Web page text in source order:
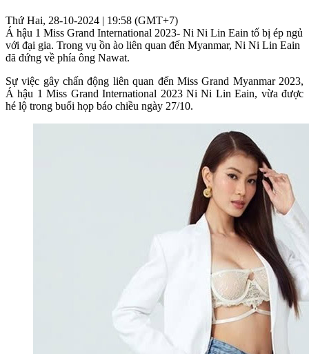
Thứ Hai, 28-10-2024 | 19:58 (GMT+7)
Á hậu 1 Miss Grand International 2023- Ni Ni Lin Eain tố bị ép ngủ
với đại gia. Trong vụ ồn ào liên quan đến Myanmar, Ni Ni Lin Eain
đã đứng về phía ông Nawat.
Sự việc gây chấn động liên quan đến Miss Grand Myanmar 2023,
Á hậu 1 Miss Grand International 2023 Ni Ni Lin Eain, vừa được
hé lộ trong buổi họp báo chiều ngày 27/10.